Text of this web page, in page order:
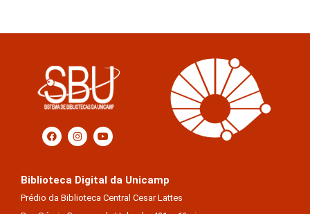
Biblioteca Digital da Unicamp
Prédio da Biblioteca Central Cesar Lattes